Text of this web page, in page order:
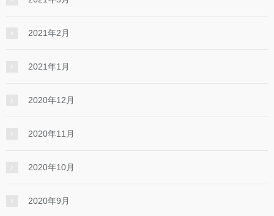
2021年2月
2021年1月
2020年12月
2020年11月
2020年10月
2020年9月